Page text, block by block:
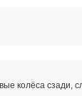
колёса сзади,